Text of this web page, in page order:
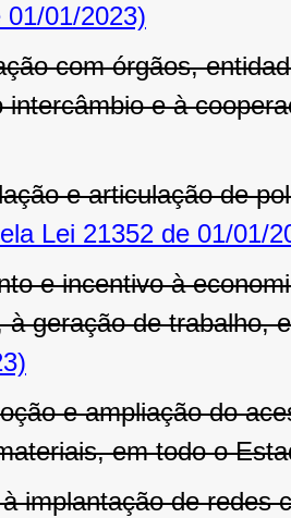
01/01/2023)
com órgãos,
intercâmbio e à
e articulação de
Lei 21352 de 01/01/
e incentivo à
à geração de trabalho,
e ampliação do
em todo o
implantação de redes